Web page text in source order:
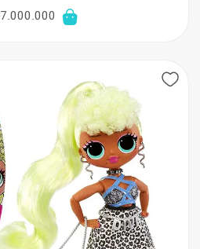
7.000.000